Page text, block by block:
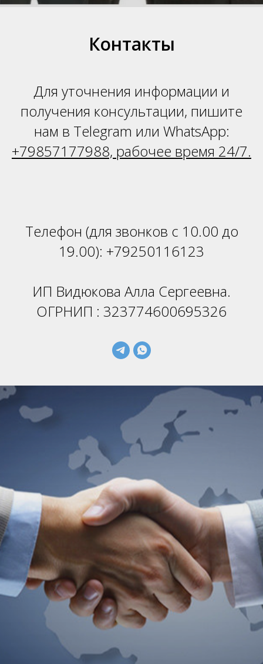
Контакты
Для уточнения информации и
получения консультации, пишите
нам в Telegram или WhatsApp:
+79857177988, рабочее время 24/7.
Телефон (для звонков с 10.00 до
19.00): +79250116123
ИП Видюкова Алла Сергеевна.
ОГРНИП : 323774600695326